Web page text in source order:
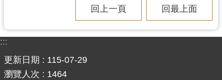
放
回上一頁 回最上面
:::
更新日期
115-07-29
瀏覽人次
1464